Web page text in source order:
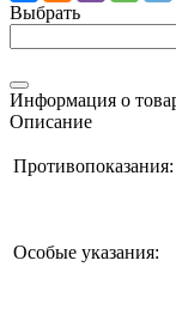
Выбрать
Информация о
Описание
Противопоказания:
Особые указания: